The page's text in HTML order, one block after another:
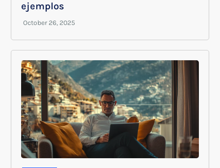
ejemplos